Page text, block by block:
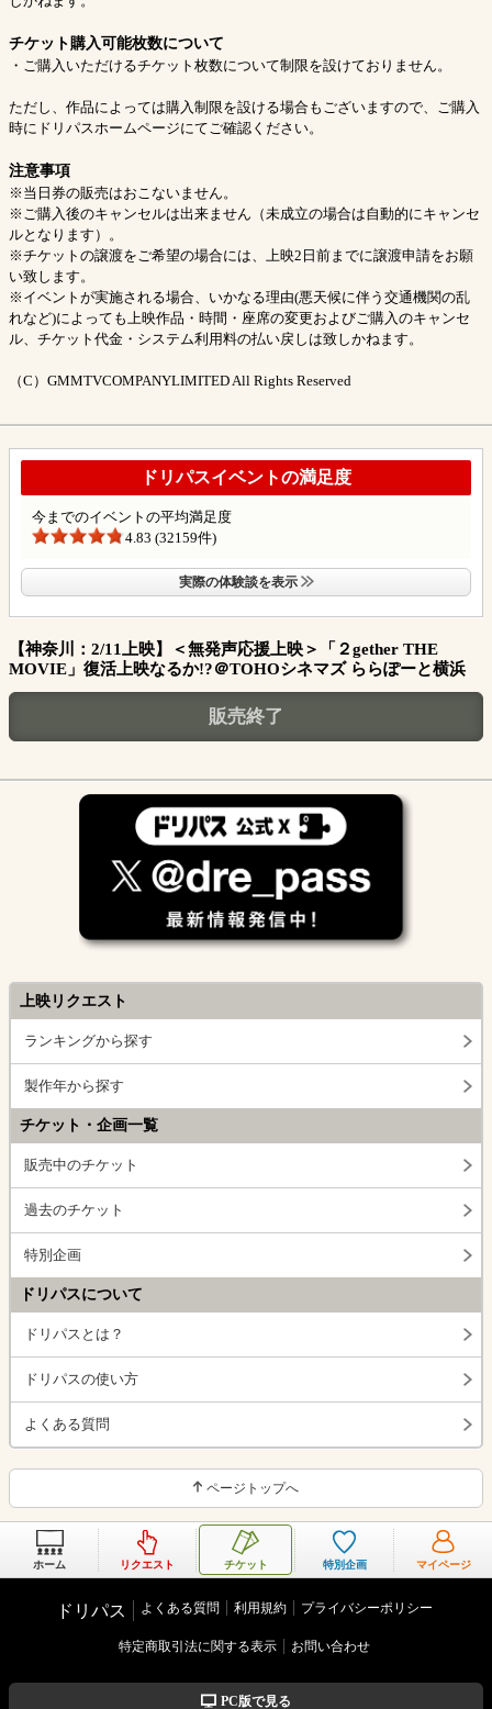
チケット購入可能枚数について
・ご購入いただけるチケット枚数について制限を設けておりません。
ただし、作品によっては購入制限を設ける場合もございますので、ご購入
時にドリパスホームページにてご確認ください。
注意事項
※当日券の販売はおこないません。
※ご購入後のキャンセルは出来ません（未成立の場合は自動的にキャンセ
ルとなります）。
※チケットの譲渡をご希望の場合には、上映2日前までに譲渡申請をお願
い致します。
※イベントが実施される場合、いかなる理由(悪天候に伴う交通機関の乱
れなど)によっても上映作品・時間・座席の変更およびご購入のキャンセ
ル、チケット代金・システム利用料の払い戻しは致しかねます。
（C）GMMTVCOMPANYLIMITED All Rights Reserved
ドリパスイベントの満足度
今までのイベントの平均満足度
4.83 (32159件)
実際の体験談を表示
【神奈川：2/11上映】＜無発声応援上映＞「２gether THE
MOVIE」復活上映なるか!?＠TOHOシネマズ ららぽーと横浜
販売終了
上映リクエスト
ランキングから探す
製作年から探す
チケット・企画一覧
販売中のチケット
過去のチケット
特別企画
ドリパスについて
ドリパスとは？
ドリパスの使い方
よくある質問
ページトップへ
ホーム リクエスト チケット 特別企画 マイページ
ドリパス よくある質問 利用規約 プライバシーポリシー
特定商取引法に関する表示 お問い合わせ
PC版で見る